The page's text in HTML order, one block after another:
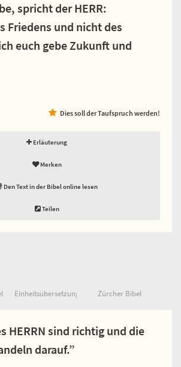
spricht der HERR:
Friedens und nicht des
euch gebe Zukunft und
Dies soll der Taufspruch werden!
Erläuterung
Merken
Den Text in der Bibel online lesen
Teilen
Einheitsübersetzung Zürcher Bibel
HERRN sind richtig und die
darauf.”